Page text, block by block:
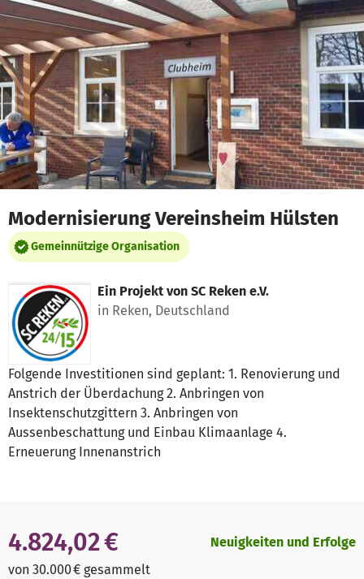
Zum Hauptinhalt springen
Erklärung zur Barrierefreiheit anzeigen
Modernisierung Vereinsheim Hülsten
Gemeinnützige Organisation
Ein Projekt von SC Reken e.V.
in Reken, Deutschland
Folgende Investitionen sind geplant: 1. Renovierung und
Anstrich der Überdachung 2. Anbringen von
Insektenschutzgittern 3. Anbringen von
Aussenbeschattung und Einbau Klimaanlage 4.
Erneuerung Innenanstrich
4.824,02 €
von 30.000 € gesammelt
Neuigkeiten und Erfolge